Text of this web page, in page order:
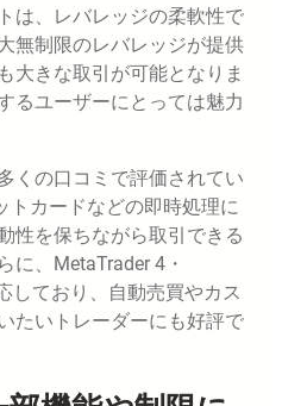
は、レバレッジの柔軟性で
無制限のレバレッジが提供
大きな取引が可能となりま
るユーザーにとっては魅力
くの口コミで評価されてい
トカードなどの即時処理に
性を保ちながら取引できる
に、MetaTrader 4・
しており、自動売買やカス
たいトレーダーにも好評で